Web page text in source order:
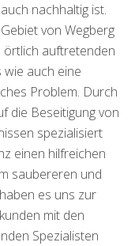
nachhaltig ist.
von Wegberg
örtlich auftretenden
auch eine
Problem. Durch
die Beseitigung von
spezialisiert
einen hilfreichen
saubereren und
es uns zur
mit den
Spezialisten